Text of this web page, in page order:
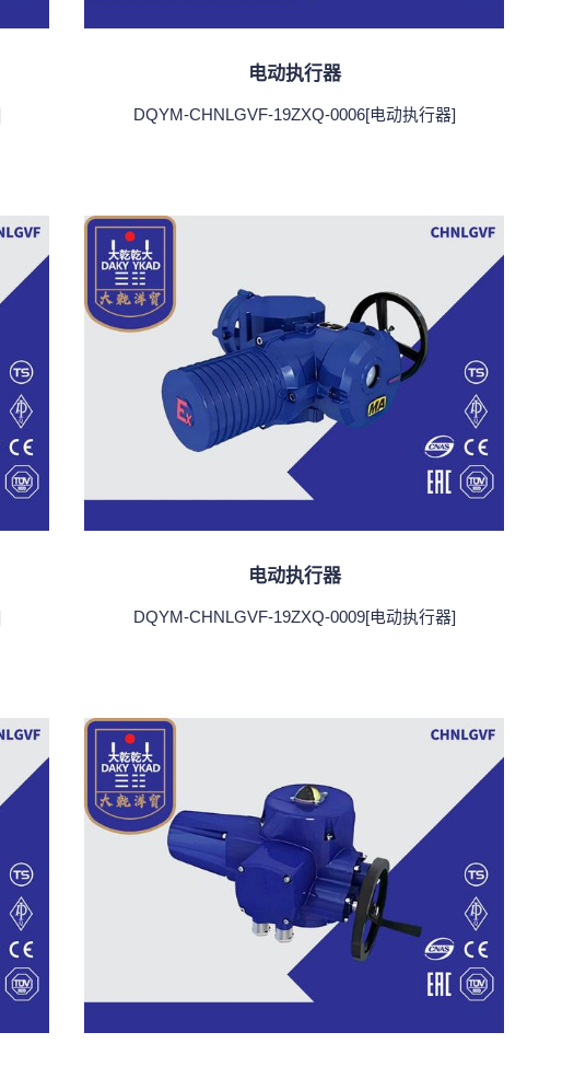
电动执行器
DQYM-CHNLGVF-19ZXQ-0006[电动执行器]
电动执行器
DQYM-CHNLGVF-19ZXQ-0009[电动执行器]